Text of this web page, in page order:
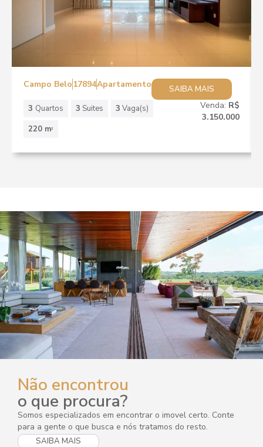
Campo Belo 17894Apartamento
SAIBA MAIS
3 Quartos 3 Suites 3 Vaga(s)
220 m2
Venda: R$
3.150.000
Não encontrou
o que procura?
Somos especializados em encontrar o imovel certo. Conte
para a gente o que busca e nós tratamos do resto.
SAIBA MAIS